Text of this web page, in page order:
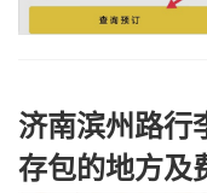
济南滨州路行
存包的地方及